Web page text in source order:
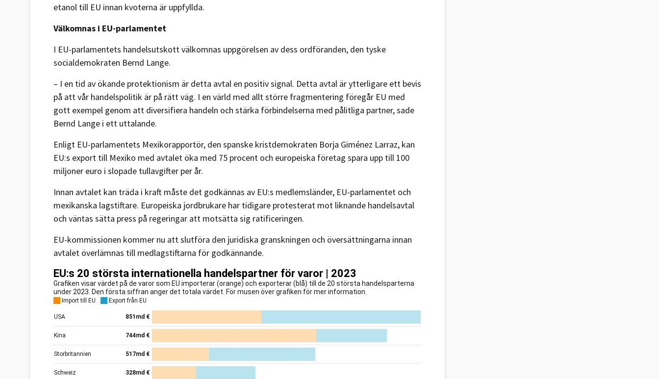
etanol till EU innan kvoterna är uppfyllda.
Välkomnas i EU-parlamentet
I EU-parlamentets handelsutskott välkomnas uppgörelsen av dess ordföranden, den tyske
socialdemokraten Bernd Lange.
– I en tid av ökande protektionism är detta avtal en positiv signal. Detta avtal är ytterligare ett bevis
på att vår handelspolitik är på rätt väg. I en värld med allt större fragmentering föregår EU med
gott exempel genom att diversifiera handeln och stärka förbindelserna med pålitliga partner, sade
Bernd Lange i ett uttalande.
Enligt EU-parlamentets Mexikorapportör, den spanske kristdemokraten Borja Giménez Larraz, kan
EU:s export till Mexiko med avtalet öka med 75 procent och europeiska företag spara upp till 100
miljoner euro i slopade tullavgifter per år.
Innan avtalet kan träda i kraft måste det godkännas av EU:s medlemsländer, EU-parlamentet och
mexikanska lagstiftare. Europeiska jordbrukare har tidigare protesterat mot liknande handelsavtal
och väntas sätta press på regeringar att motsätta sig ratificeringen.
EU-kommissionen kommer nu att slutföra den juridiska granskningen och översättningarna innan
avtalet överlämnas till medlagstiftarna för godkännande.